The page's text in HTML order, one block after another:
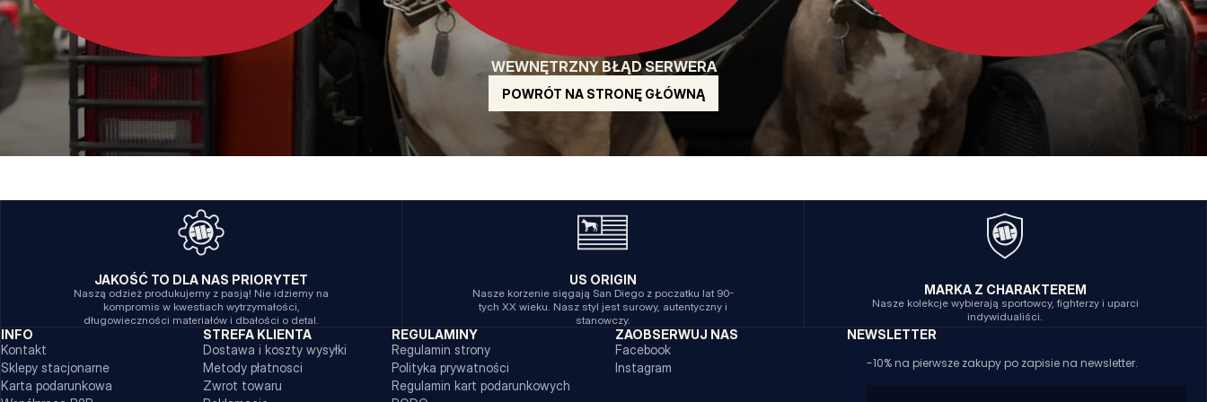
WEWNĘTRZNY BŁĄD SERWERA
POWRÓT NA STRONĘ GŁÓWNĄ
JAKOŚĆ TO DLA NAS PRIORYTET
Naszą odzież produkujemy z pasją! Nie idziemy na
kompromis w kwestiach wytrzymałości,
długowieczności materiałów i dbałości o detal.
US ORIGIN
Nasze korzenie sięgają San Diego z poczatku lat 90-
tych XX wieku. Nasz styl jest surowy, autentyczny i
stanowczy.
MARKA Z CHARAKTEREM
Nasze kolekcje wybierają sportowcy, fighterzy i uparci
indywidualiści.
INFO
Kontakt
Sklepy stacjonarne
Karta podarunkowa
STREFA KLIENTA
Dostawa i koszty wysyłki
Metody płatnosci
Zwrot towaru
REGULAMINY
Regulamin strony
Polityka prywatności
Regulamin kart podarunkowych
ZAOBSERWUJ NAS
Facebook
Instagram
NEWSLETTER
-10% na pierwsze zakupy po zapisie na newsletter.